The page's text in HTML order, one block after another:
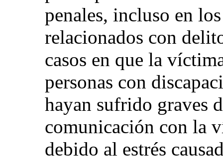
penales, incluso en
relacionados con
casos en que la
personas con
hayan sufrido graves
comunicación con la
debido al estrés